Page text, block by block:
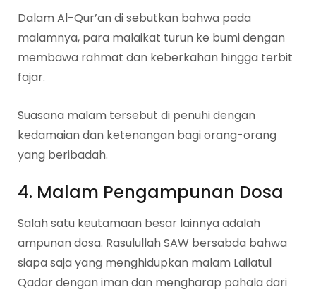
Dalam Al-Qur’an di sebutkan bahwa pada
malamnya, para malaikat turun ke bumi dengan
membawa rahmat dan keberkahan hingga terbit
fajar.
Suasana malam tersebut di penuhi dengan
kedamaian dan ketenangan bagi orang-orang
yang beribadah.
4. Malam Pengampunan Dosa
Salah satu keutamaan besar lainnya adalah
ampunan dosa. Rasulullah SAW bersabda bahwa
siapa saja yang menghidupkan malam Lailatul
Qadar dengan iman dan mengharap pahala dari